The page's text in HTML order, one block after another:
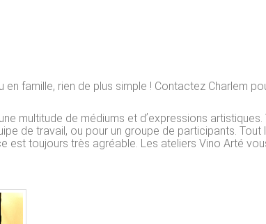
en famille, rien de plus simple ! Contactez Charlem
multitude de médiums et dʼexpressions
de travail, ou pour un groupe de participants. Tout
est toujours très agréable. Les ateliers Vino Arté